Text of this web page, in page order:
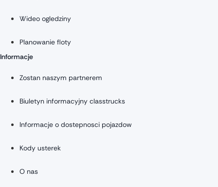
Wideo ogledziny
Planowanie floty
Informacje
Zostan naszym partnerem
Biuletyn informacyjny classtrucks
Informacje o dostepnosci pojazdow
Kody usterek
O nas